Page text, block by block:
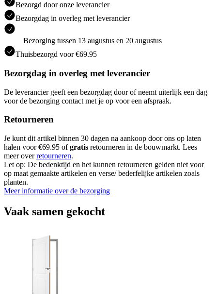
Bezorgd door onze leverancier
Bezorgdag in overleg met leverancier
Bezorging tussen 13 augustus en 20 augustus
Thuisbezorgd voor €69.95
Bezorgdag in overleg met leverancier
De leverancier geeft een bezorgdag door of neemt uiterlijk een dag
voor de bezorging contact met je op voor een afspraak.
Retourneren
Je kunt dit artikel binnen 30 dagen na aankoop door ons op laten
halen voor €69.95 ofgratis retourneren in de bouwmarkt. Lees
meer overretourneren.
Let op: De bedenktijd en het kunnen retourneren gelden niet voor
op maat gemaakte artikelen en verse/ bederfelijke artikelen zoals
planten.
Meer informatie over de bezorging
Vaak samen gekocht